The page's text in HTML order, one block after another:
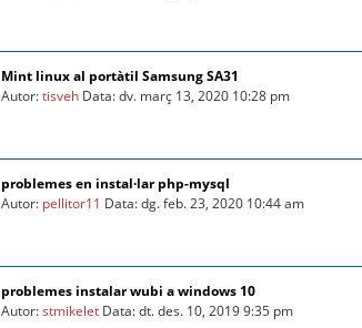
Mint linux al portàtil Samsung SA31
Autor:tisveh Data: dv. març 13, 2020 10:28 pm
problemes en instal·lar php-mysql
Autor: pellitor11 Data: dg. feb. 23, 2020 10:44 am
problemes instalar wubi a windows 10
Autor:stmikelet Data: dt. des. 10, 2019 9:35 pm